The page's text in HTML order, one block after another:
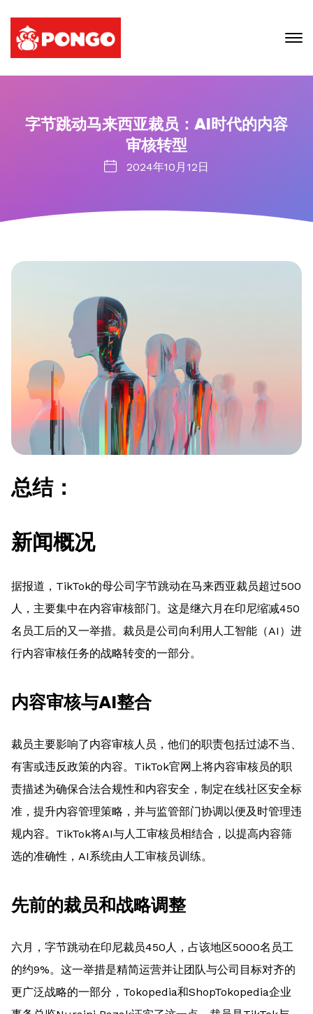
字节跳动马来西亚裁员：AI时代的内容
审核转型
2024年10月12日
总结：
新闻概况
据报道，TikTok的母公司字节跳动在马来西亚裁员超过500
人，主要集中在内容审核部门。这是继六月在印尼缩减450
名员工后的又一举措。裁员是公司向利用人工智能（AI）进
行内容审核任务的战略转变的一部分。
内容审核与AI整合
裁员主要影响了内容审核人员，他们的职责包括过滤不当、
有害或违反政策的内容。TikTok官网上将内容审核员的职
责描述为确保合法合规性和内容安全，制定在线社区安全标
准，提升内容管理策略，并与监管部门协调以便及时管理违
规内容。TikTok将AI与人工审核员相结合，以提高内容筛
选的准确性，AI系统由人工审核员训练。
先前的裁员和战略调整
六月，字节跳动在印尼裁员450人，占该地区5000名员工
的约9%。这一举措是精简运营并让团队与公司目标对齐的
更广泛战略的一部分，Tokopedia和ShopTokopedia企业